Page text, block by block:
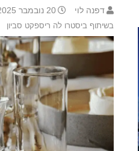
דפנה לוי
20 נובמבר 2025 17:13
בשיתוף ביסטרו לה ריספקט סביון